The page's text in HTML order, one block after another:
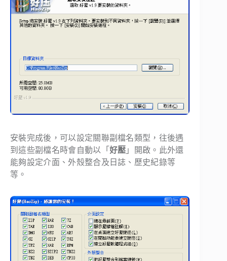
安裝完成後，可以設定關聯副檔名類型，往後遇
到這些副檔名時會自動以「 好壓 」開啟。此外還
能夠設定介面、外殼整合及日誌、歷史紀錄等
等。